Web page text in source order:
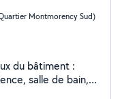
Montmorency Sud)
du bâtiment :
salle de bain,